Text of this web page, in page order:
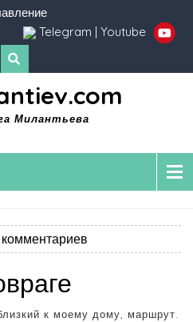
Telegram | Youtube
Милантьева
к моему дому, маршрут.